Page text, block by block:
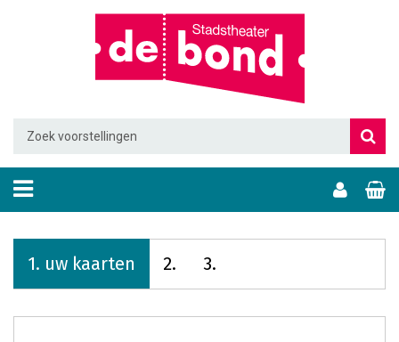
1. uw kaarten 2. 3.